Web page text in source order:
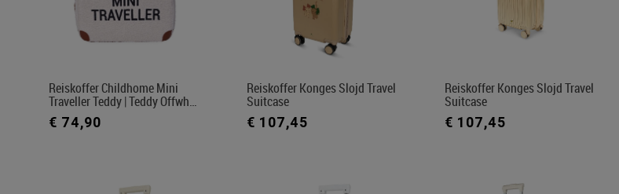
Reiskoffer Childhome Mini
Traveller Teddy | Teddy Offwh…
€ 74,90
Reiskoffer Konges Slojd Travel
Suitcase
€ 107,45
Reiskoffer Konges Slojd Travel
Suitcase
€ 107,45